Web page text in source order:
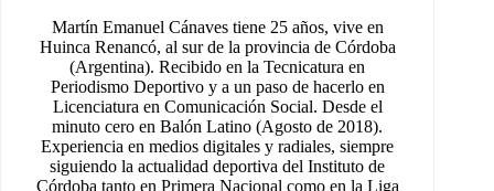
Martín Emanuel Cánaves tiene 25 años, vive en
Huinca Renancó, al sur de la provincia de Córdoba
(Argentina). Recibido en la Tecnicatura en
Periodismo Deportivo y a un paso de hacerlo en
Licenciatura en Comunicación Social. Desde el
minuto cero en Balón Latino (Agosto de 2018).
Experiencia en medios digitales y radiales, siempre
siguiendo la actualidad deportiva del Instituto de
Córdoba tanto en Primera Nacional como en la Liga